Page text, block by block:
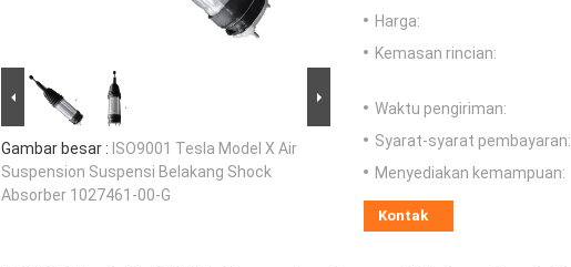
Gambar besar : ISO9001 Tesla Model X Air
Suspension Suspensi Belakang Shock
Absorber 1027461-00-G
Harga:
Kemasan rincian:
Waktu pengiriman:
Syarat-syarat pembayaran:
Menyediakan kemampuan:
Kontak